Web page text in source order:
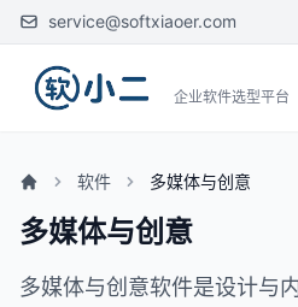
service@softxiaoer.com
企业软件选型平台
软件 多媒体与创意
多媒体与创意
多媒体与创意软件是设计与